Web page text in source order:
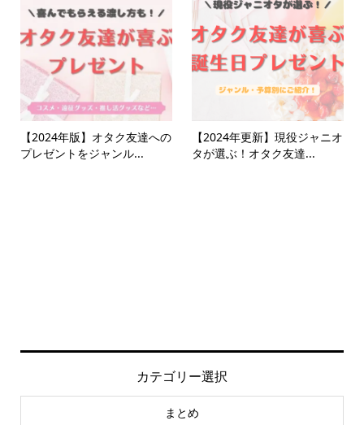
【2024年版】オタク友達への
プレゼントをジャンル...
【2024年更新】現役ジャニオ
タが選ぶ！オタク友達...
カテゴリー選択
まとめ